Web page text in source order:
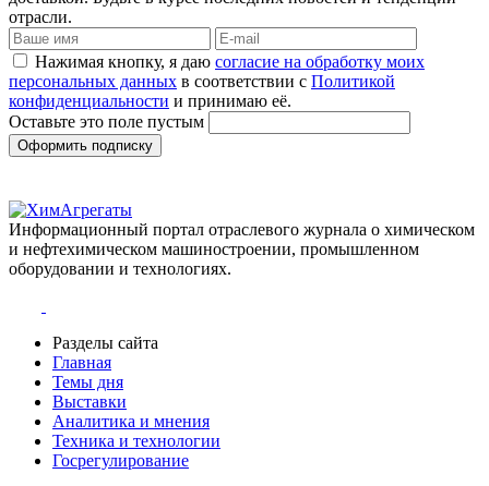
отрасли.
Нажимая кнопку, я даю согласие на обработку моих
персональных данных в соответствии с Политикой
конфиденциальности и принимаю её.
Оставьте это поле пустым
Оформить подписку
Информационный портал отраслевого журнала о химическом
и нефтехимическом машиностроении, промышленном
оборудовании и технологиях.
Разделы сайта
Главная
Темы дня
Выставки
Аналитика и мнения
Техника и технологии
Госрегулирование